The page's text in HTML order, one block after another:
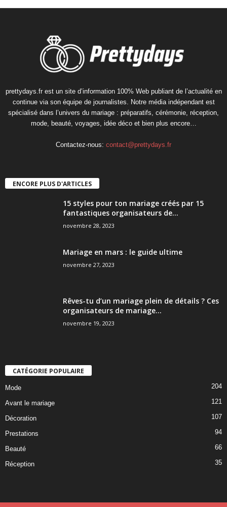
prettydays.fr est un site d’information 100% Web publiant de l’actualité en
continue via son équipe de journalistes. Notre média indépendant est
spécialisé dans l’univers du mariage : préparatifs, cérémonie, réception,
mode, beauté, voyages, idée déco et bien plus encore…
Contactez-nous: contact@prettydays.fr
ENCORE PLUS D'ARTICLES
15 styles pour ton mariage créés par 15
fantastiques organisateurs de...
novembre 28, 2023
Mariage en mars : le guide ultime
novembre 27, 2023
Rêves-tu d’un mariage plein de détails ? Ces
organisateurs de mariage...
novembre 19, 2023
CATÉGORIE POPULAIRE
Mode 204
Avant le mariage 121
Décoration 107
Prestations 94
Beauté 66
Réception 35